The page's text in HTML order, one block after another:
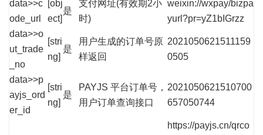
data>>c
ode_url
[obj
ect]
是
支付网址(有效期2小
时)
weixin://wxpay/bizpa
yurl?pr=yZ1bIGrzz
data>>o
ut_trade
_no
[stri
ng]
是
用户生成的订单号原
样返回
2021050621511159
0505
data>>p
ayjs_ord
er_id
[stri
ng]
是
PAYJS 平台订单号，
用户订单查询接口
2021050621510700
657050744
https://payjs.cn/qrco